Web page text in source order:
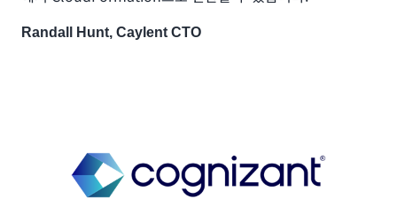
Randall Hunt, Caylent CTO